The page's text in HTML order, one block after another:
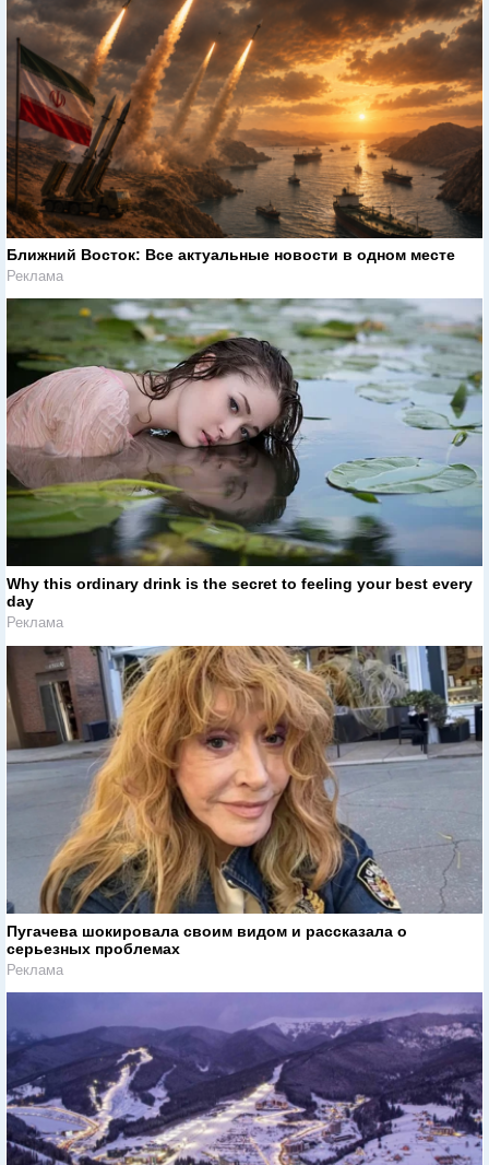
Ближний Восток: Все актуальные новости в одном месте
Реклама
Why this ordinary drink is the secret to feeling your best every
day
Реклама
Пугачева шокировала своим видом и рассказала о
серьезных проблемах
Реклама